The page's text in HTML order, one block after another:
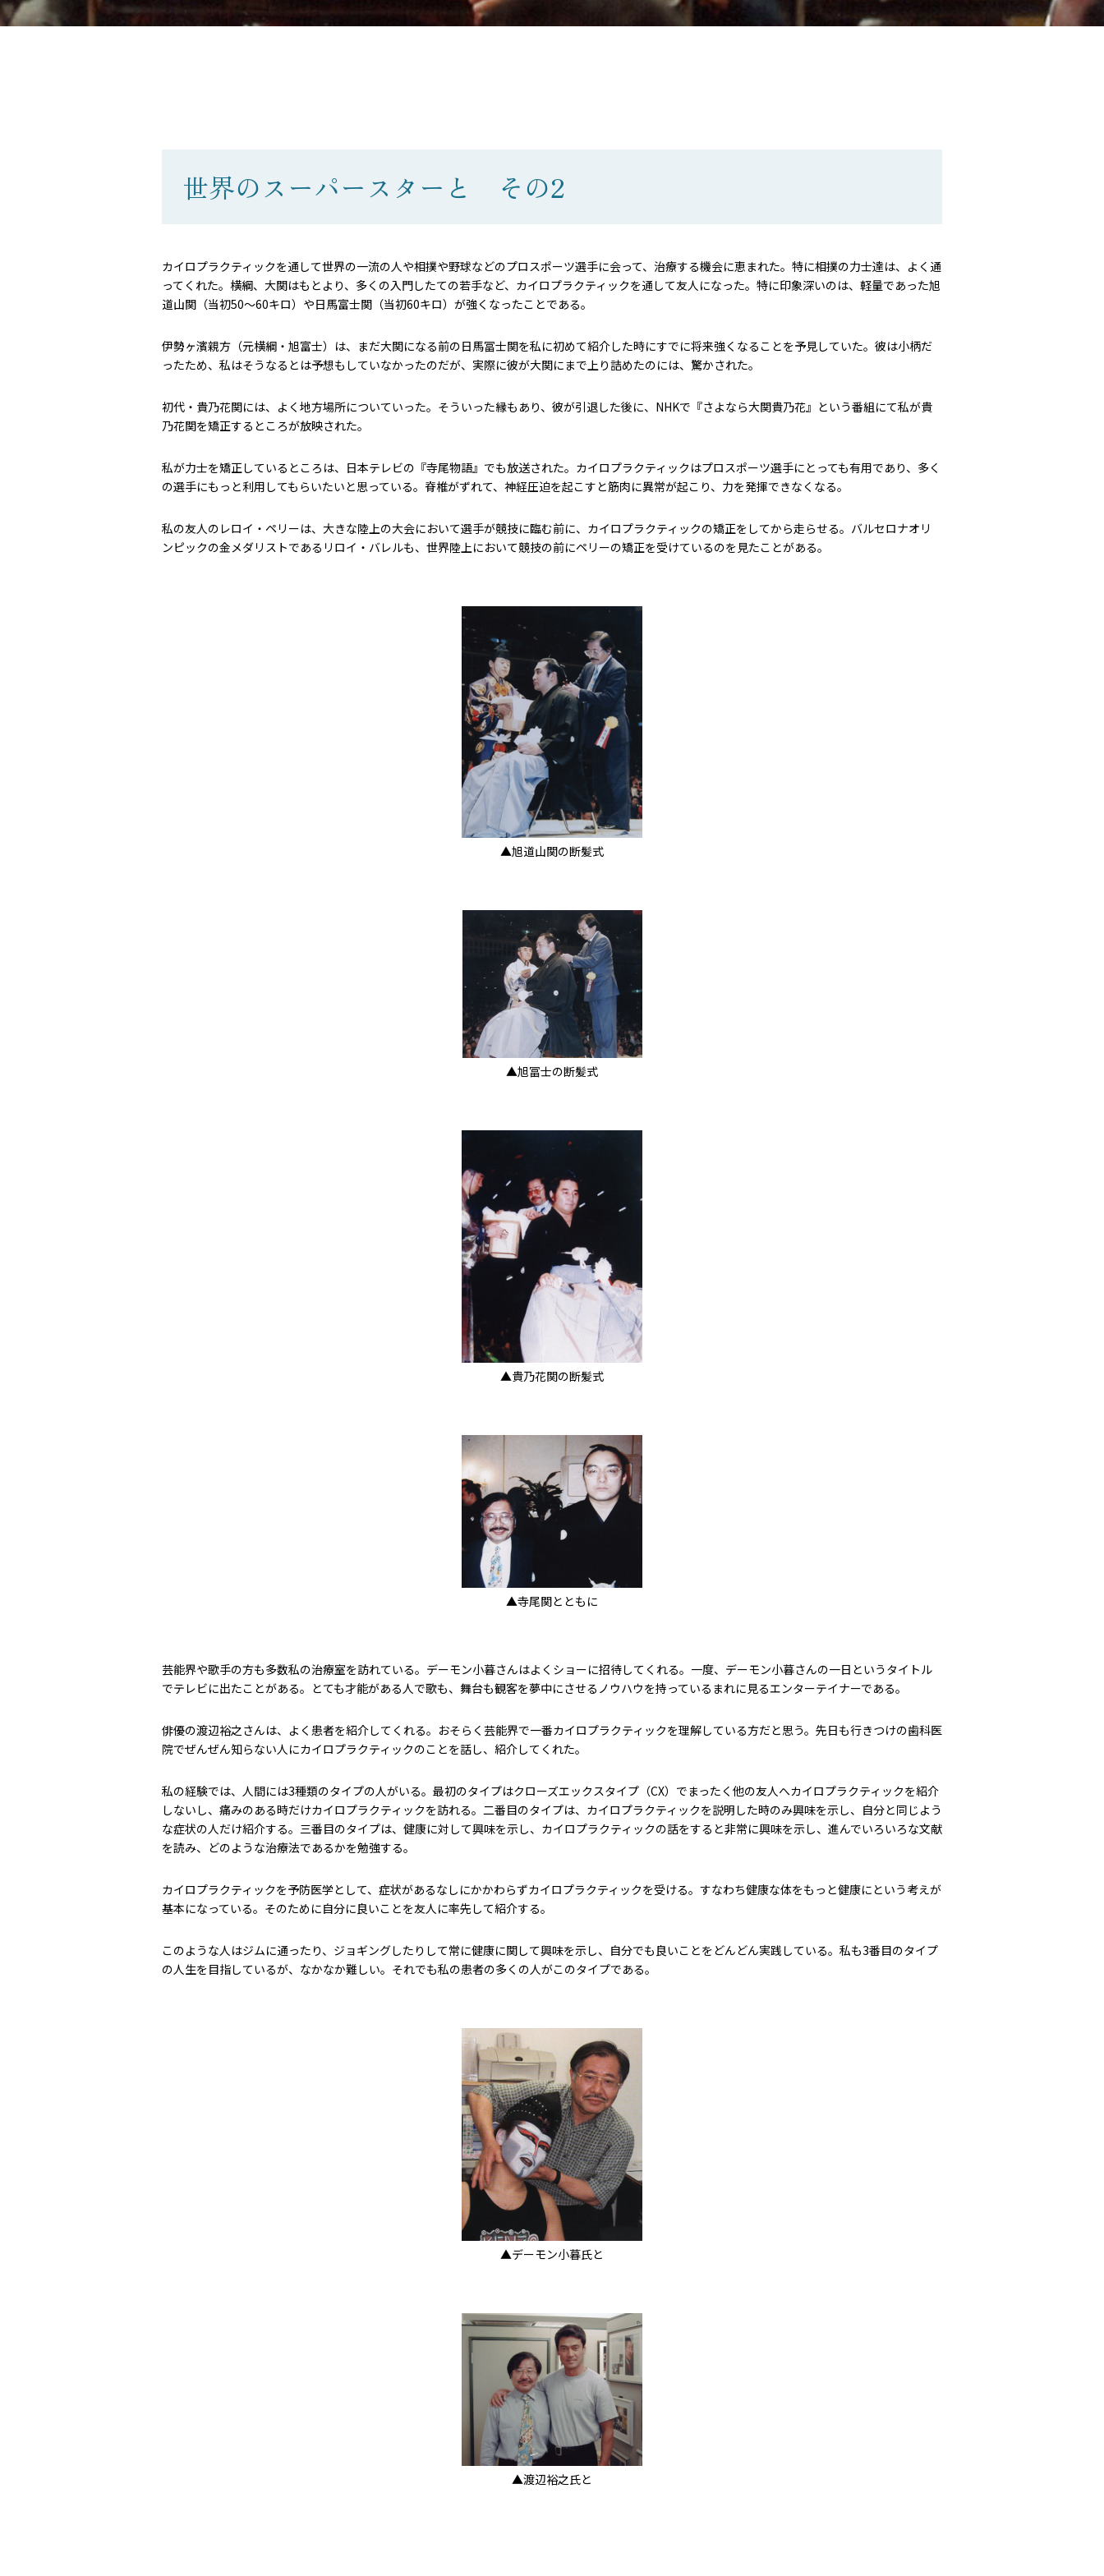
世界のスーパースターと その2
カイロプラクティックを通して世界の一流の人や相撲や野球などのプロスポーツ選手に会って、治療する機会に恵まれた。特に相撲の力士達は、よく通
ってくれた。横綱、大関はもとより、多くの入門したての若手など、カイロプラクティックを通して友人になった。特に印象深いのは、軽量であった旭
道山関（当初50～60キロ）や日馬富士関（当初60キロ）が強くなったことである。
伊勢ヶ濱親方（元横綱・旭富士）は、まだ大関になる前の日馬冨士関を私に初めて紹介した時にすでに将来強くなることを予見していた。彼は小柄だ
ったため、私はそうなるとは予想もしていなかったのだが、実際に彼が大関にまで上り詰めたのには、驚かされた。
初代・貴乃花関には、よく地方場所についていった。そういった縁もあり、彼が引退した後に、NHKで『さよなら大関貴乃花』という番組にて私が貴
乃花関を矯正するところが放映された。
私が力士を矯正しているところは、日本テレビの『寺尾物語』でも放送された。カイロプラクティックはプロスポーツ選手にとっても有用であり、多く
の選手にもっと利用してもらいたいと思っている。脊椎がずれて、神経圧迫を起こすと筋肉に異常が起こり、力を発揮できなくなる。
私の友人のレロイ・ペリーは、大きな陸上の大会において選手が競技に臨む前に、カイロプラクティックの矯正をしてから走らせる。バルセロナオリ
ンピックの金メダリストであるリロイ・バレルも、世界陸上において競技の前にペリーの矯正を受けているのを見たことがある。
▲旭道山関の断髪式
▲旭冨士の断髪式
▲貴乃花関の断髪式
▲寺尾関とともに
芸能界や歌手の方も多数私の治療室を訪れている。デーモン小暮さんはよくショーに招待してくれる。一度、デーモン小暮さんの一日というタイトル
でテレビに出たことがある。とても才能がある人で歌も、舞台も観客を夢中にさせるノウハウを持っているまれに見るエンターテイナーである。
俳優の渡辺裕之さんは、よく患者を紹介してくれる。おそらく芸能界で一番カイロプラクティックを理解している方だと思う。先日も行きつけの歯科医
院でぜんぜん知らない人にカイロプラクティックのことを話し、紹介してくれた。
私の経験では、人間には3種類のタイプの人がいる。最初のタイプはクローズエックスタイプ（CX）でまったく他の友人へカイロプラクティックを紹介
しないし、痛みのある時だけカイロプラクティックを訪れる。二番目のタイプは、カイロプラクティックを説明した時のみ興味を示し、自分と同じよう
な症状の人だけ紹介する。三番目のタイプは、健康に対して興味を示し、カイロプラクティックの話をすると非常に興味を示し、進んでいろいろな文献
を読み、どのような治療法であるかを勉強する。
カイロプラクティックを予防医学として、症状があるなしにかかわらずカイロプラクティックを受ける。すなわち健康な体をもっと健康にという考えが
基本になっている。そのために自分に良いことを友人に率先して紹介する。
このような人はジムに通ったり、ジョギングしたりして常に健康に関して興味を示し、自分でも良いことをどんどん実践している。私も3番目のタイプ
の人生を目指しているが、なかなか難しい。それでも私の患者の多くの人がこのタイプである。
▲デーモン小暮氏と
▲渡辺裕之氏と